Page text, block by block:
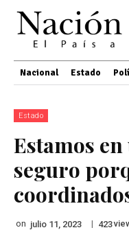
Nacional Estado
Estado
Estamos
seguro
on julio 11, 2023 | 423